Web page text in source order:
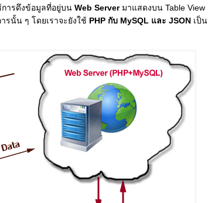
ารดึงข้อมูลที่อยู่บน Web Serverมาแสดงบน Table View
รนั้น ๆ โดยเราจะยังใช้ PHP กับ MySQL และ JSON เป็น